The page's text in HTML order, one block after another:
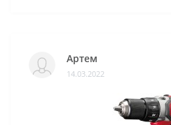
Артем
14.03.2022